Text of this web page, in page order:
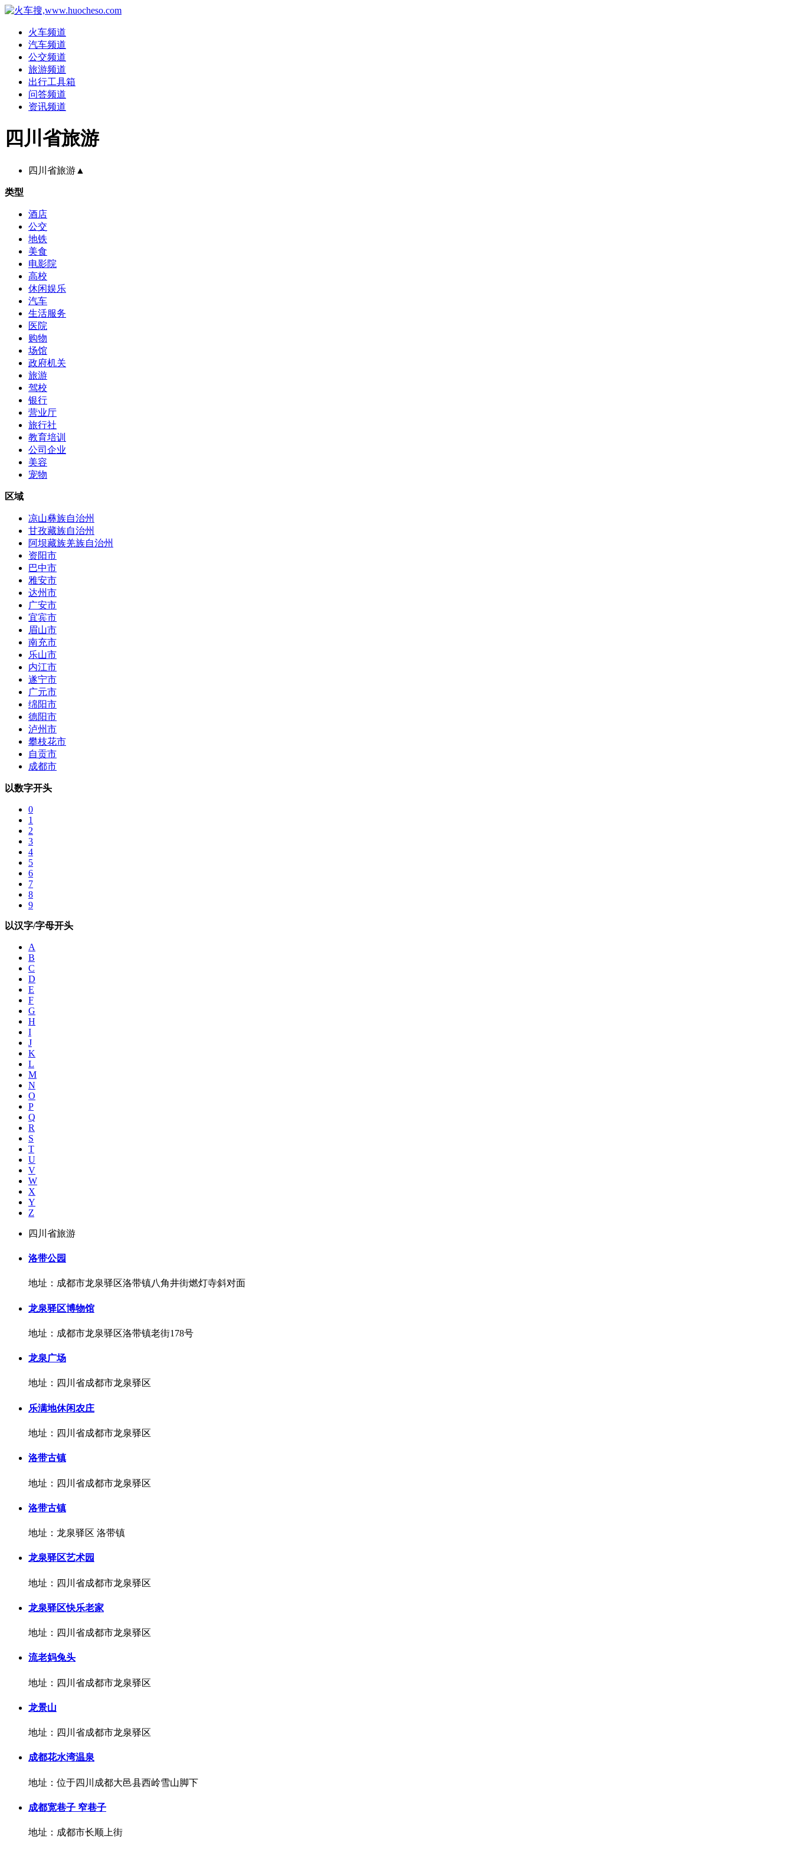
火车频道
汽车频道
公交频道
旅游频道
出行工具箱
问答频道
资讯频道
四川省旅游
四川省旅游 ▲
类型
酒店
公交
地铁
美食
电影院
高校
休闲娱乐
汽车
生活服务
医院
购物
场馆
政府机关
旅游
驾校
银行
营业厅
旅行社
教育培训
公司企业
美容
宠物
区域
凉山彝族自治州
甘孜藏族自治州
阿坝藏族羌族自治州
资阳市
巴中市
雅安市
达州市
广安市
宜宾市
眉山市
南充市
乐山市
内江市
遂宁市
广元市
绵阳市
德阳市
泸州市
攀枝花市
自贡市
成都市
以数字开头
0
1
2
3
4
5
6
7
8
9
以汉字/字母开头
A
B
C
D
E
F
G
H
I
J
K
L
M
N
O
P
Q
R
S
T
U
V
W
X
Y
Z
四川省旅游
洛带公园
地址：成都市龙泉驿区洛带镇八角井街燃灯寺斜对面
龙泉驿区博物馆
地址：成都市龙泉驿区洛带镇老街178号
龙泉广场
地址：四川省成都市龙泉驿区
乐满地休闲农庄
地址：四川省成都市龙泉驿区
洛带古镇
地址：四川省成都市龙泉驿区
洛带古镇
地址：龙泉驿区 洛带镇
龙泉驿区艺术园
地址：四川省成都市龙泉驿区
龙泉驿区快乐老家
地址：四川省成都市龙泉驿区
流老妈兔头
地址：四川省成都市龙泉驿区
龙景山
地址：四川省成都市龙泉驿区
成都花水湾温泉
地址：位于四川成都大邑县西岭雪山脚下
成都宽巷子 窄巷子
地址：成都市长顺上街